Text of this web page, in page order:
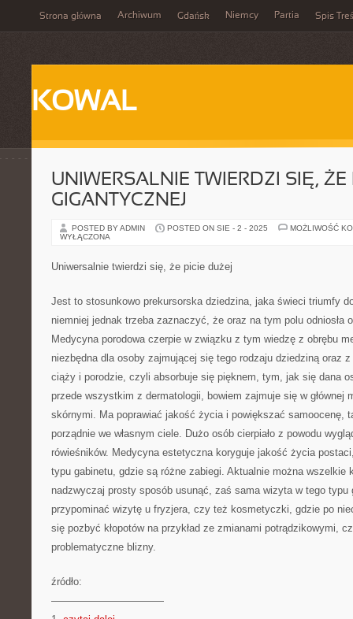
Strona główna Archiwum Gdańsk Niemcy Partia Spis
KOWAL
UNIWERSALNIE TWIERDZI SIĘ, ŻE
GIGANTYCZNEJ
POSTED BY ADMIN POSTED ON SIE - 2 - 2025
MOŻLIWOŚĆ
WYŁĄCZONA
Uniwersalnie twierdzi się, że picie dużej
Jest to stosunkowo prekursorska dziedzina, jaka świeci triumfy
niemniej jednak trzeba zaznaczyć, że oraz na tym polu odniosła
Medycyna porodowa czerpie w związku z tym wiedzę z obrębu
niezbędna dla osoby zajmującej się tego rodzaju dziedziną oraz
ciąży i porodzie, czyli absorbuje się pięknem, tym, jak się dana
przede wszystkim z dermatologii, bowiem zajmuje się w głównej
skórnymi. Ma poprawiać jakość życia i powiększać samoocenę,
porządnie we własnym ciele. Dużo osób cierpiało z powodu
rówieśników. Medycyna estetyczna koryguje jakość życia
typu gabinetu, gdzie są różne zabiegi. Aktualnie można wszelkie
nadzwyczaj prosty sposób usunąć, zaś sama wizyta w tego typu
przypominać wizytę u fryzjera, czy też kosmetyczki, gdzie po
się pozbyć kłopotów na przykład ze zmianami potrądzikowymi,
problematyczne blizny.
źródło:
———————————